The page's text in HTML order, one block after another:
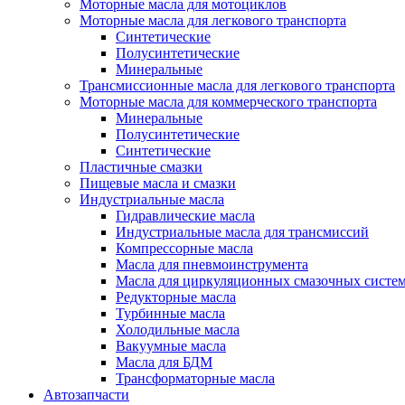
Моторные масла для мотоциклов
Моторные масла для легкового транспорта
Синтетические
Полусинтетические
Минеральные
Трансмиссионные масла для легкового транспорта
Моторные масла для коммерческого транспорта
Минеральные
Полусинтетические
Синтетические
Пластичные смазки
Пищевые масла и смазки
Индустриальные масла
Гидравлические масла
Индустриальные масла для трансмиссий
Компрессорные масла
Масла для пневмоинструмента
Масла для циркуляционных смазочных
Редукторные масла
Турбинные масла
Холодильные масла
Вакуумные масла
Масла для БДМ
Трансформаторные масла
Автозапчасти